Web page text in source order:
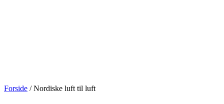
Forside / Nordiske luft til luft